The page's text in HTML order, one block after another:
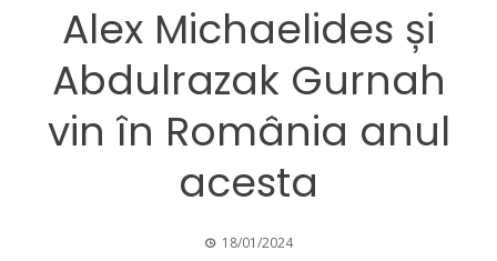
Alex Michaelides și
Abdulrazak Gurnah
vin în România anul
acesta
18/01/2024